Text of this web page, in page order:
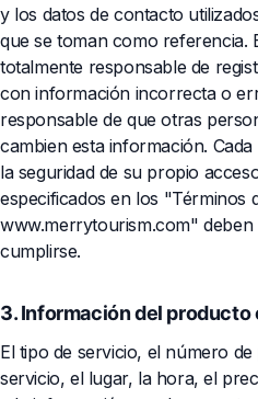
y los datos de contacto
que se toman como referencia.
totalmente responsable de
con información incorrecta o
responsable de que otras
cambien esta información.
la seguridad de su propio
especificados en los "Términos
www.merrytourism.com" deben
cumplirse.
3. Información del
El tipo de servicio, el número
servicio, el lugar, la hora, el